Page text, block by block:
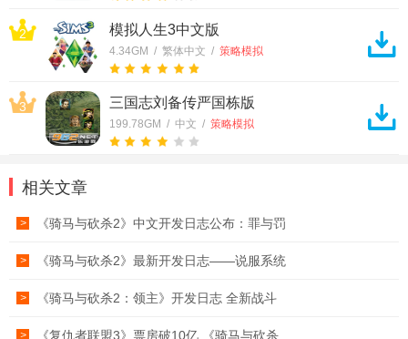
2 模拟人生3中文版
4.34GM / 繁体中文 / 策略模拟
3 三国志刘备传严国栋版
199.78GM / 中文 / 策略模拟
相关文章
> 《骑马与砍杀2》中文开发日志公布：罪与罚
> 《骑马与砍杀2》最新开发日志——说服系统
> 《骑马与砍杀2：领主》开发日志 全新战斗
> 《复仇者联盟3》票房破10亿 《骑马与砍杀